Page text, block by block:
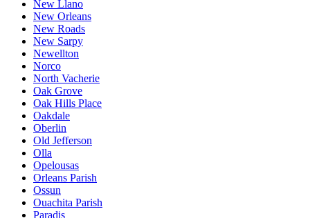
New Llano
New Orleans
New Roads
New Sarpy
Newellton
Norco
North Vacherie
Oak Grove
Oak Hills Place
Oakdale
Oberlin
Old Jefferson
Olla
Opelousas
Orleans Parish
Ossun
Ouachita Parish
Paradis